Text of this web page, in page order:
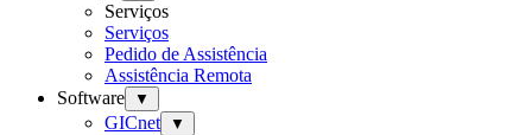
Serviços
Serviços
Pedido de Assistência
Assistência Remota
Software
▼
GICnet ▼